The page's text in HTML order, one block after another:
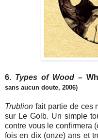
6. Types of Wood –
sans aucun doute, 2006)
Trublion fait partie de ces
sur Le Golb. Un simple
contre vous le confirmera
fois en dix (onze) ans et